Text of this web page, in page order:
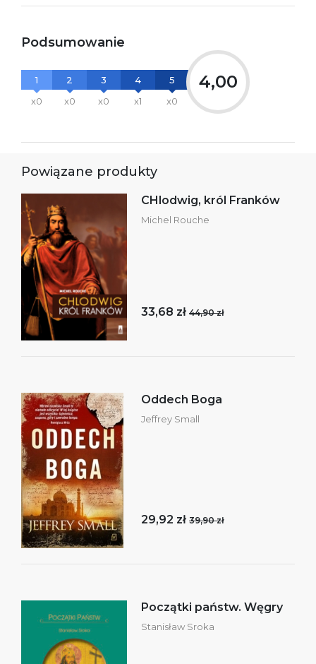
Podsumowanie
1
x0
2
x0
3
x0
4
x1
5
x0
4,00
Powiązane produkty
CHlodwig, król Franków
Michel Rouche
33,68 zł 44,90 zł
Oddech Boga
Jeffrey Small
29,92 zł 39,90 zł
Początki państw. Węgry
Stanisław Sroka